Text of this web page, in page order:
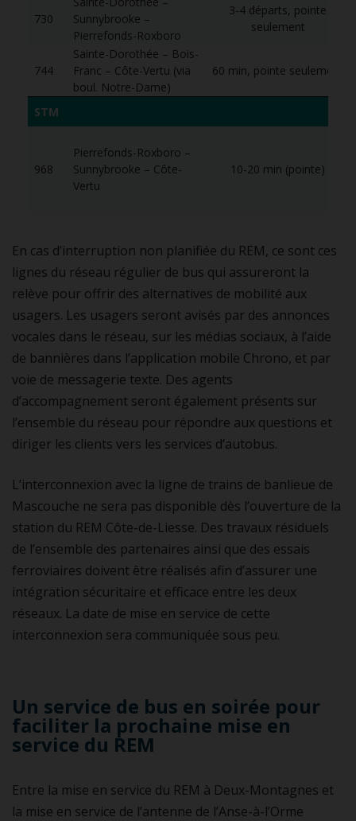
730
Sunnybrooke –
Pierrefonds-Roxboro
3-4 départs, pointe
seulement
744
Sainte-Dorothée – Bois-
Franc – Côte-Vertu (via
boul. Notre-Dame)
60 min, pointe seulement
STM
968
Pierrefonds-Roxboro –
Sunnybrooke – Côte-
Vertu
10-20 min (pointe)
En cas d’interruption non planifiée du REM, ce sont ces
lignes du réseau régulier de bus qui assureront la
relève pour offrir des alternatives de mobilité aux
usagers. Les usagers seront avisés par des annonces
vocales dans le réseau, sur les médias sociaux, à l’aide
de bannières dans l’application mobile Chrono, et par
voie de messagerie texte. Des agents
d’accompagnement seront également présents sur
l’ensemble du réseau pour répondre aux questions et
diriger les clients vers les services d’autobus.
L’interconnexion avec la ligne de trains de banlieue de
Mascouche ne sera pas disponible dès l’ouverture de la
station du REM Côte-de-Liesse. Des travaux résiduels
de l’ensemble des partenaires ainsi que des essais
ferroviaires doivent être réalisés afin d’assurer une
intégration sécuritaire et efficace entre les deux
réseaux. La date de mise en service de cette
interconnexion sera communiquée sous peu.
Un service de bus en soirée pour
faciliter la prochaine mise en
service du REM
Entre la mise en service du REM à Deux-Montagnes et
la mise en service de l’antenne de l’Anse-à-l’Orme